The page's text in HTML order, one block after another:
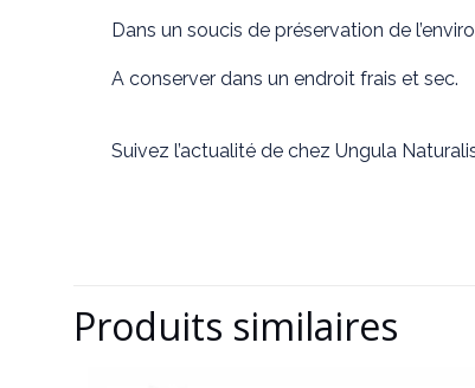
Dans un soucis de préservation de
A conserver dans un endroit frais et sec.
Suivez l’actualité de chez Ungula
Produits similaires